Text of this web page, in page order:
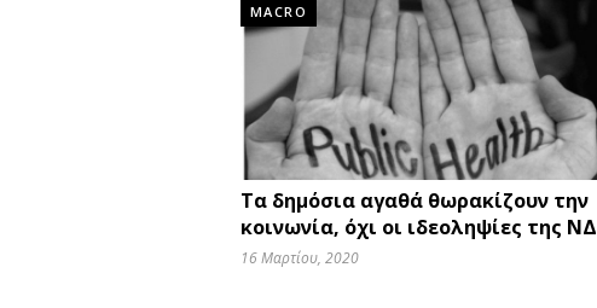
MACRO
Τα δημόσια αγαθά θωρακίζουν την
κοινωνία, όχι οι ιδεοληψίες της ΝΔ
16 Μαρτίου, 2020